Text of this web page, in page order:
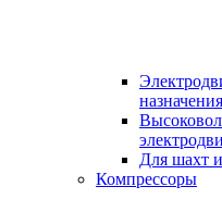
назначения
Для шахт
Компрессоры